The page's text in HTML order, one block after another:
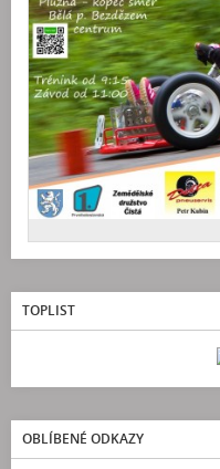
TOPLIST
OBLÍBENÉ ODKAZY